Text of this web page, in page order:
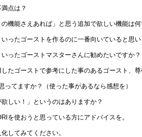
点は？
機能さえあれば」と思う追加で欲しい機能は何
ったゴーストを作るのに一番向いていると思い
ったゴーストマスターさんに勧めたいですか？
たゴーストで参考にした事のあるゴースト、
ってますか？（使った事があるなら感想を）
しい！」というのはありますか？
を使おうと思っている方にアドバイスを。
してみてください。